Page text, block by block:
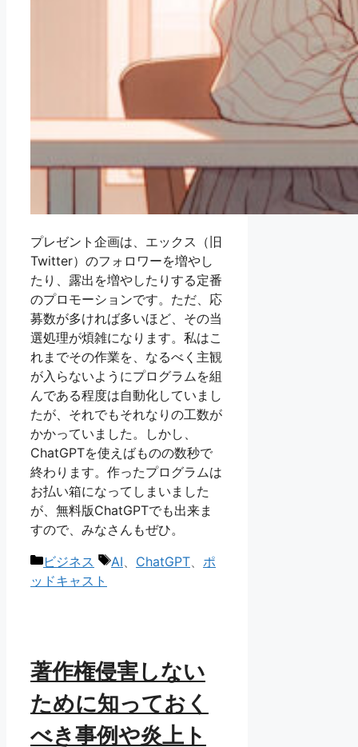
プレゼント企画は、エックス（旧
Twitter）のフォロワーを増やし
たり、露出を増やしたりする定番
のプロモーションです。ただ、応
募数が多ければ多いほど、その当
選処理が煩雑になります。私はこ
れまでその作業を、なるべく主観
が入らないようにプログラムを組
んである程度は自動化していまし
たが、それでもそれなりの工数が
かかっていました。しかし、
ChatGPTを使えばものの数秒で
終わります。作ったプログラムは
お払い箱になってしまいました
が、無料版ChatGPTでも出来ま
すので、みなさんもぜひ。
カ
テ
ビジネス
タ
AI ChatGPT
ポ
ッドキャスト
著作権侵害しない
ために知っておく
べき事例や炎上ト